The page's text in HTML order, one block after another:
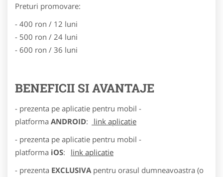
Preturi promovare:
- 400 ron / 12 luni
- 500 ron / 24 luni
- 600 ron / 36 luni
BENEFICII SI AVANTAJE
- prezenta pe aplicatie pentru mobil -
platforma ANDROID:
link aplicatie
- prezenta pe aplicatie pentru mobil -
platforma iOS:
link aplicatie
- prezenta EXCLUSIVA pentru orasul dumneavoastra (o